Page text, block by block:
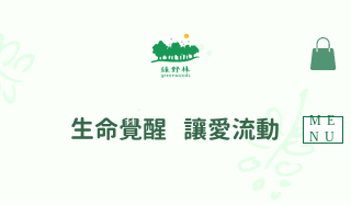
ME
NU
生命覺醒 讓愛流動